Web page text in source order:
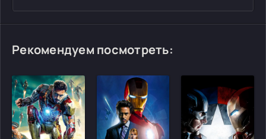
Рекомендуем посмотреть: